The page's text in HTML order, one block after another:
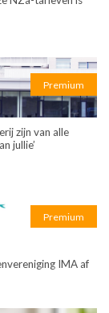
Premium
zijn van alle
jullie’
Premium
IMA af